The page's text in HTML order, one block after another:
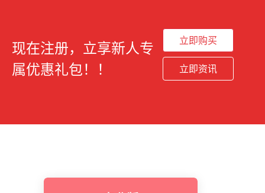
现在注册，立享新人专
属优惠礼包！！
立即购买
立即资讯